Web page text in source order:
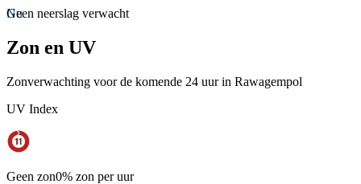
Nu
Geen neerslag verwacht
Zon en UV
Zonverwachting voor de komende 24 uur in Rawagempol
UV Index
Geen zon0% zon per uur